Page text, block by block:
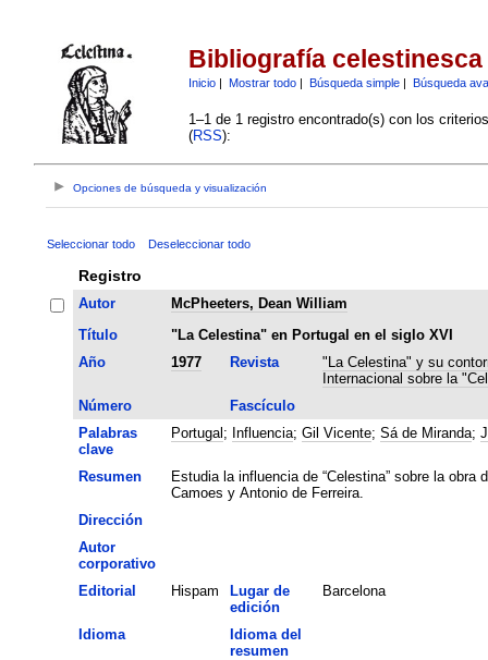
Bibliografía celestinesca
Inicio| Mostrar todo| Búsqueda simple| Búsqueda
1–1 de 1 registro encontrado(s) con los
(RSS):
Opciones de búsqueda y visualización
Seleccionar todo Deseleccionar todo
Registro
Autor
McPheeters, Dean William
Título
"La Celestina" en Portugal en el siglo XVI
Año
1977 Revista
"La Celestina" y su
Internacional sobre la
Número
Fascículo
Palabras
clave
Portugal ; Influencia; Gil Vicente; Sá de Miranda;
Resumen
Estudia la influencia de “Celestina” sobre la
Camoes y Antonio de Ferreira.
Dirección
Autor
corporativo
Editorial
Hispam
Lugar de
edición
Barcelona
Idioma
Idioma del
resumen